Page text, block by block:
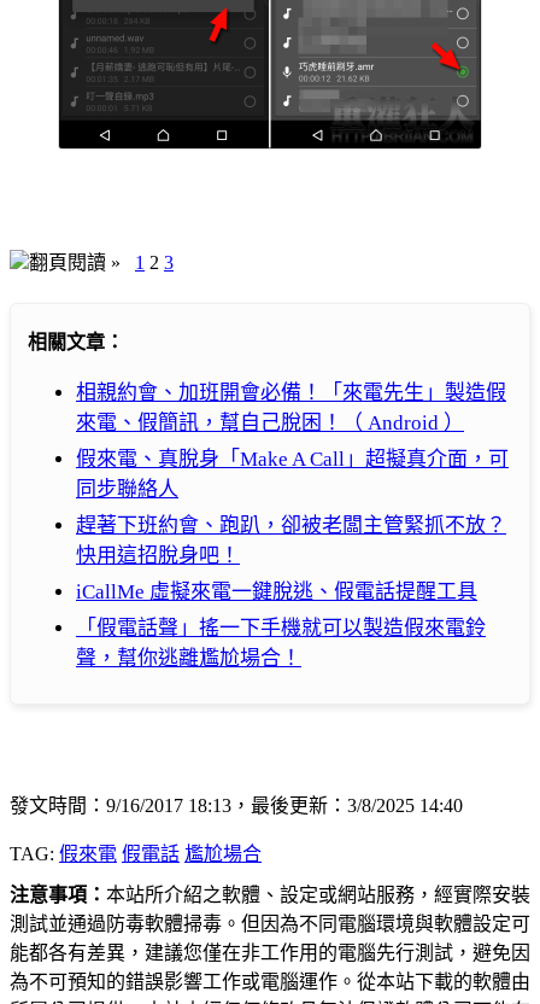
翻頁閱讀 » 1 2 3
相關文章：
相親約會、加班開會必備！「來電先生」製造假
來電、假簡訊，幫自己脫困！（ Android ）
假來電、真脫身「Make A Call」超擬真介面，可
同步聯絡人
趕著下班約會、跑趴，卻被老闆主管緊抓不放？
快用這招脫身吧！
iCallMe 虛擬來電一鍵脫逃、假電話提醒工具
「假電話聲」搖一下手機就可以製造假來電鈴
聲，幫你逃離尷尬場合！
發文時間：9/16/2017 18:13，最後更新：3/8/2025 14:40
TAG: 假來電 假電話 尷尬場合
注意事項： 本站所介紹之軟體、設定或網站服務，經實際安裝
測試並通過防毒軟體掃毒。但因為不同電腦環境與軟體設定可
能都各有差異，建議您僅在非工作用的電腦先行測試，避免因
為不可預知的錯誤影響工作或電腦運作。從本站下載的軟體由